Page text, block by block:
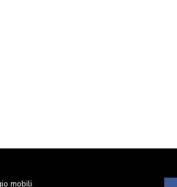
mobili